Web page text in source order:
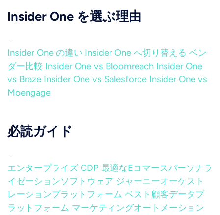
Insider One を選ぶ理由
Insider One の違い Insider One へ切り替える ベン
ダー比較 Insider One vs Bloomreach Insider One
vs Braze Insider One vs Salesforce Insider One vs
Moengage
必読ガイド
エンタープライズ CDP 最適なEコマースパーソナラ
イゼーションソフトウェア ジャーニーオーケスト
レーションプラットフォーム ベスト顧客データプ
ラットフォーム マーケティングオートメーション